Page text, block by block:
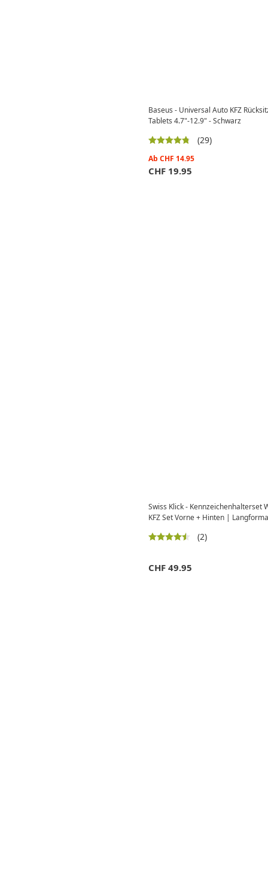
Baseus - Universal Auto KFZ
Tablets 4.7"-12.9" - Schwarz
(29)
Ab CHF 14.95
CHF 19.95
Swiss Klick -
KFZ Set Vorne + Hinten |
(2)
CHF 49.95